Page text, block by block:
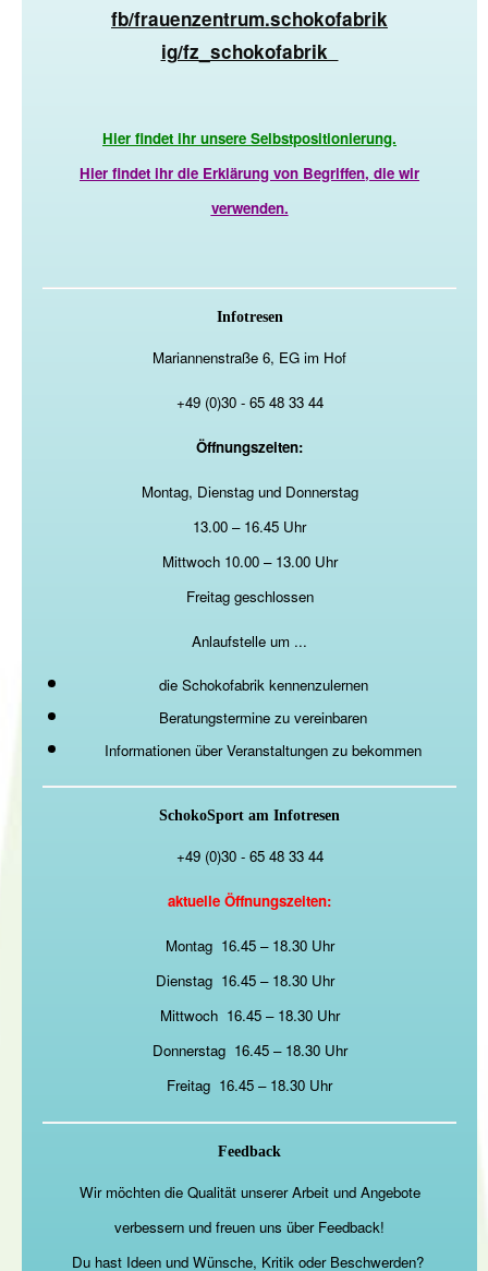
fb/frauenzentrum.schokofabrik
ig/fz_schokofabrik
Hier findet ihr unsere Selbstpositionierung.
Hier findet ihr die Erklärung von Begriffen, die wir
verwenden.
Infotresen
Mariannenstraße 6, EG im Hof
+49 (0)30 - 65 48 33 44
Öffnungszeiten:
Montag, Dienstag und Donnerstag
13.00 – 16.45 Uhr
Mittwoch 10.00 – 13.00 Uhr
Freitag geschlossen
Anlaufstelle um ...
die Schokofabrik kennenzulernen
Beratungstermine zu vereinbaren
Informationen über Veranstaltungen zu bekommen
SchokoSport am Infotresen
+49 (0)30 - 65 48 33 44
aktuelle Öffnungszeiten:
Montag 16.45 – 18.30 Uhr
Dienstag 16.45 – 18.30 Uhr
Mittwoch 16.45 – 18.30 Uhr
Donnerstag 16.45 – 18.30 Uhr
Freitag 16.45 – 18.30 Uhr
Feedback
Wir möchten die Qualität unserer Arbeit und Angebote
verbessern und freuen uns über Feedback!
Du hast Ideen und Wünsche, Kritik oder Beschwerden?